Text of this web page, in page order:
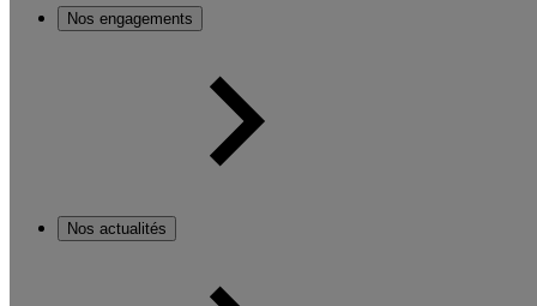
Nos engagements
Nos actualités